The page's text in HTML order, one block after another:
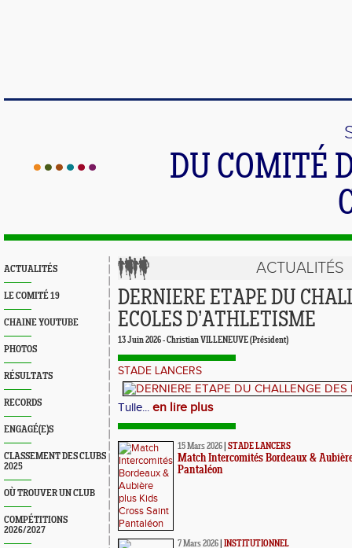
DU COMITÉ
ACTUALITÉS
LE COMITÉ 19
CHAINE YOUTUBE
PHOTOS
RÉSULTATS
RECORDS
ENGAGÉ(E)S
CLASSEMENT DES CLUBS
2025
OÙ TROUVER UN CLUB
COMPÉTITIONS
2026/2027
ACTUALITÉS
DERNIERE ETAPE DU
ECOLES D’ATHLETISME
13 Juin 2026 - Christian VILLENEUVE (Président)
STADE LANCERS
Tulle... en lire plus
15 Mars 2026 STADE LANCERS
Match Intercomités Bordeaux &
Pantaléon
7 Mars 2026 INSTITUTIONNEL